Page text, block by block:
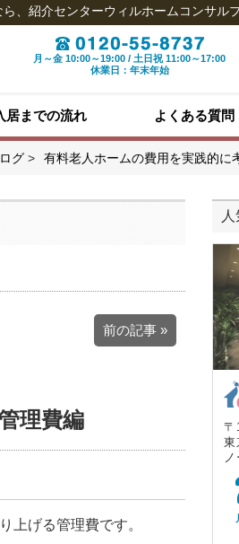
、紹介センターウィルホームコンサル
月～金 10:00～19:00 / 土日祝 11:00～17:00
休業日：年末年始
居までの流れ よくある質問
グ 有料老人ホームの費用を実践的に
前の記事 »
理費編
上げる管理費です。
〒
東